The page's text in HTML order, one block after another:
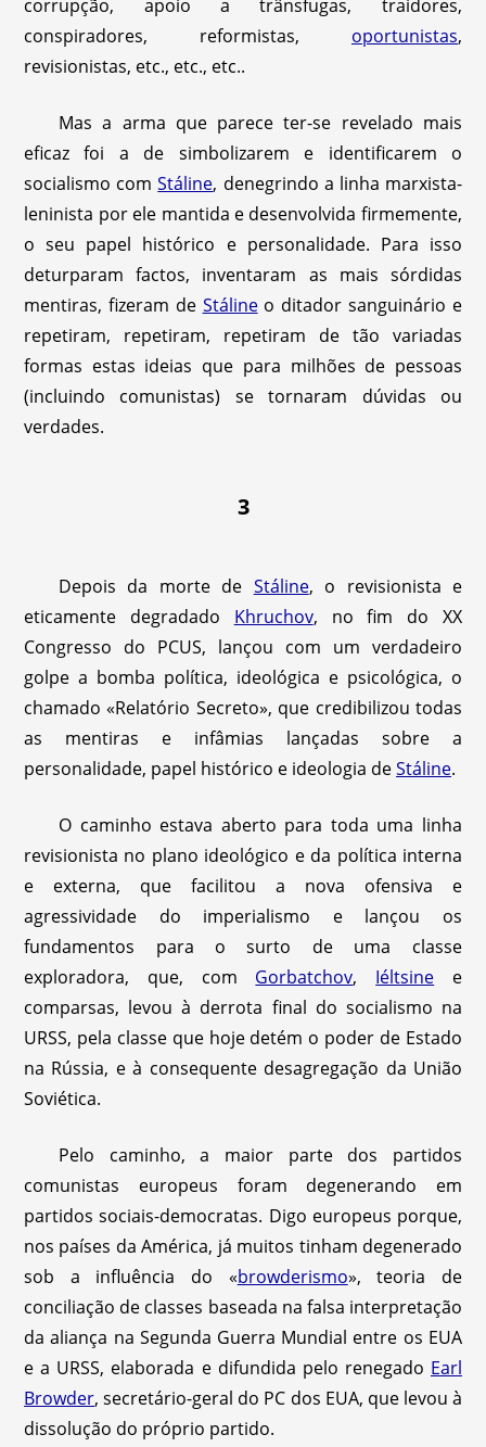
corrupção, apoio a trânsfugas, traidores,
conspiradores, reformistas, oportunistas,
revisionistas, etc., etc., etc..
Mas a arma que parece ter-se revelado mais
eficaz foi a de simbolizarem e identificarem o
socialismo comStáline, denegrindo a linha marxista-
leninista por ele mantida e desenvolvida firmemente,
o seu papel histórico e personalidade. Para isso
deturparam factos, inventaram as mais sórdidas
mentiras, fizeram de Stálineo ditador sanguinário e
repetiram, repetiram, repetiram de tão variadas
formas estas ideias que para milhões de pessoas
(incluindo comunistas) se tornaram dúvidas ou
verdades.
3
Depois da morte de Stáline, o revisionista e
eticamente degradado Khruchov, no fim do XX
Congresso do PCUS, lançou com um verdadeiro
golpe a bomba política, ideológica e psicológica, o
chamado «Relatório Secreto», que credibilizou todas
as mentiras e infâmias lançadas sobre a
personalidade, papel histórico e ideologia deStáline.
O caminho estava aberto para toda uma linha
revisionista no plano ideológico e da política interna
e externa, que facilitou a nova ofensiva e
agressividade do imperialismo e lançou os
fundamentos para o surto de uma classe
exploradora, que, com Gorbatchov, Iéltsine e
comparsas, levou à derrota final do socialismo na
URSS, pela classe que hoje detém o poder de Estado
na Rússia, e à consequente desagregação da União
Soviética.
Pelo caminho, a maior parte dos partidos
comunistas europeus foram degenerando em
partidos sociais-democratas. Digo europeus porque,
nos países da América, já muitos tinham degenerado
sob a influência do «browderismo», teoria de
conciliação de classes baseada na falsa interpretação
da aliança na Segunda Guerra Mundial entre os EUA
e a URSS, elaborada e difundida pelo renegado Earl
Browder, secretário-geral do PC dos EUA, que levou à
dissolução do próprio partido.